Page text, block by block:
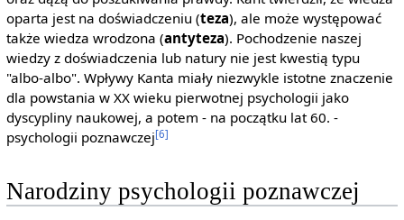
oparta jest na doświadczeniu (teza), ale może występować
także wiedza wrodzona (antyteza). Pochodzenie naszej
wiedzy z doświadczenia lub natury nie jest kwestią typu
"albo-albo". Wpływy Kanta miały niezwykle istotne znaczenie
dla powstania w XX wieku pierwotnej psychologii jako
dyscypliny naukowej, a potem - na początku lat 60. -
psychologii poznawczej[6]
Narodziny psychologii poznawczej